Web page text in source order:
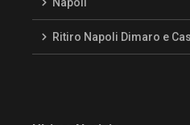
Ritiro Napoli Dimaro e